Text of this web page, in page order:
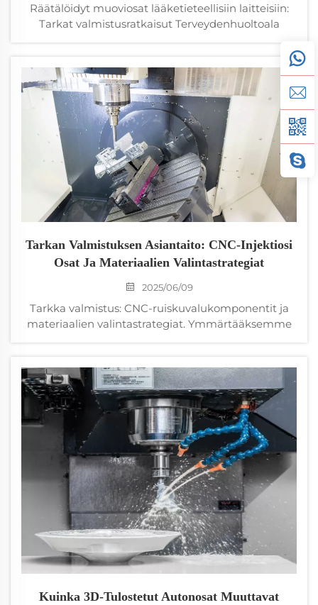
Räätälöidyt muoviosat lääketieteellisiin laitteisiin:
Tarkat valmistusratkaisut Terveydenhuoltoala
kysyntä on lisääntynyt merkittävästi...
Tarkan Valmistuksen Asiantaito: CNC-Injektiosi
Osat Ja Materiaalien Valintastrategiat
2025/06/09
Tarkka valmistus: CNC-ruiskuvalukomponentit ja
materiaalien valintastrategiat. Ymmärtääksemme
valmistusprosessin yhdistymistä, jotka voivat...
Kuinka 3D-Tulostetut Autonosat Muuttavat